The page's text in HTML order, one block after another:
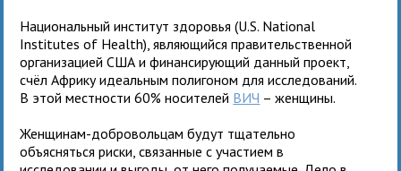
Национальный институт здоровья (U.S. National
Institutes of Health), являющийся правительственной
организацией США и финансирующий данный проект,
счёл Африку идеальным полигоном для исследований.
В этой местности 60% носителей ВИЧ – женщины.
Женщинам-добровольцам будут тщательно
объясняться риски, связанные с участием в